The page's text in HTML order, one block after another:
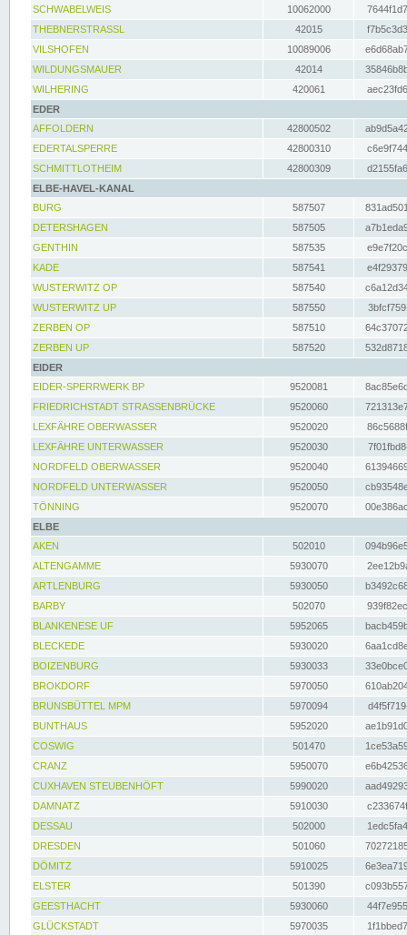
SCHWABELWEIS
10062000
THEBNERSTRASSL
42015
VILSHOFEN
10089006
WILDUNGSMAUER
42014
WILHERING
420061
EDER
AFFOLDERN
42800502
EDERTALSPERRE
42800310
SCHMITTLOTHEIM
42800309
ELBE-HAVEL-KANAL
BURG
587507
DETERSHAGEN
587505
GENTHIN
587535
KADE
587541
WUSTERWITZ OP
587540
WUSTERWITZ UP
587550
ZERBEN OP
587510
ZERBEN UP
587520
EIDER
EIDER-SPERRWERK BP
9520081
FRIEDRICHSTADT STRASSENBRÜCKE
9520060
LEXFÄHRE OBERWASSER
9520020
LEXFÄHRE UNTERWASSER
9520030
NORDFELD OBERWASSER
9520040
NORDFELD UNTERWASSER
9520050
TÖNNING
9520070
ELBE
AKEN
502010
ALTENGAMME
5930070
ARTLENBURG
5930050
BARBY
502070
BLANKENESE UF
5952065
BLECKEDE
5930020
BOIZENBURG
5930033
BROKDORF
5970050
BRUNSBÜTTEL MPM
5970094
BUNTHAUS
5952020
COSWIG
501470
CRANZ
5950070
CUXHAVEN STEUBENHÖFT
5990020
DAMNATZ
5910030
DESSAU
502000
DRESDEN
501060
DÖMITZ
5910025
ELSTER
501390
GEESTHACHT
5930060
GLÜCKSTADT
5970035